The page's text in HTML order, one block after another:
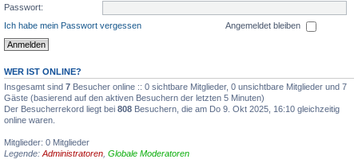
Passwort:
Ich habe mein Passwort vergessen
Angemeldet bleiben
WER IST ONLINE?
Insgesamt sind 7 Besucher online :: 0 sichtbare Mitglieder, 0 unsichtbare Mitglieder und 7
Gäste (basierend auf den aktiven Besuchern der letzten 5 Minuten)
Der Besucherrekord liegt bei 808 Besuchern, die am Do 9. Okt 2025, 16:10 gleichzeitig
online waren.
Mitglieder: 0 Mitglieder
Legende: Administratoren Globale Moderatoren